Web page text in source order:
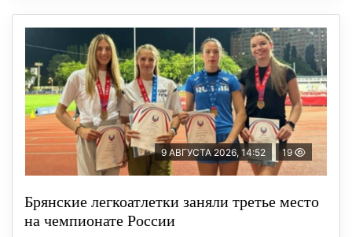
9 АВГУСТА 2026, 14:52 19
Брянские легкоатлетки заняли третье место
на чемпионате России